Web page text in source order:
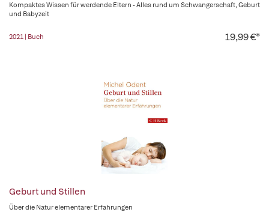
Kompaktes Wissen für werdende Eltern - Alles rund um Schwangerschaft, Geburt
und Babyzeit
2021 | Buch 19,99 €*
Geburt und Stillen
Über die Natur elementarer Erfahrungen